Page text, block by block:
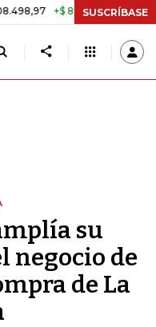
+$ 8.753,81 +2,19%
SUSCRÍBASE
su
negocio de
de La